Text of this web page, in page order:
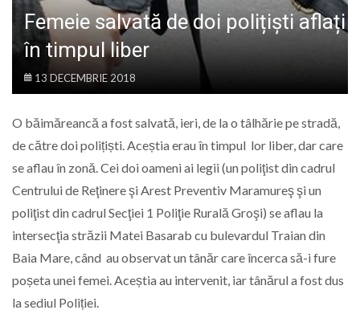
Femeie salvată de doi polițiști aflați
în timpul liber
13 DECEMBRIE 2018
O băimăreancă a fost salvată, ieri, de la o tâlhărie pe stradă,
de către doi polițiști. Aceștia erau în timpul lor liber, dar care
se aflau în zonă. Cei doi oameni ai legii (un poliţist din cadrul
Centrului de Reţinere şi Arest Preventiv Maramureş şi un
poliţist din cadrul Secţiei 1 Poliţie Rurală Groşi) se aflau la
intersecţia străzii Matei Basarab cu bulevardul Traian din
Baia Mare, când au observat un tânăr care încerca să-i fure
poșeta unei femei. Aceștia au intervenit, iar tânărul a fost dus
la sediul Poliției.